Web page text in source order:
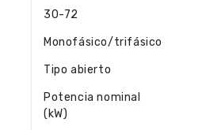
30-72
Monofásico/trifásico
Tipo abierto
Potencia nominal
(kW)